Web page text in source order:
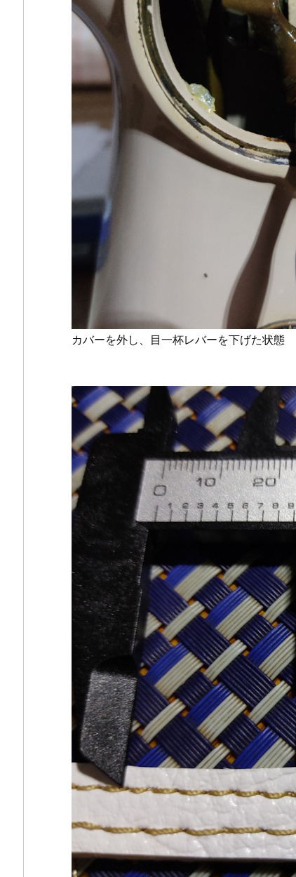
カバーを外し、目一杯レバーを下げた状態